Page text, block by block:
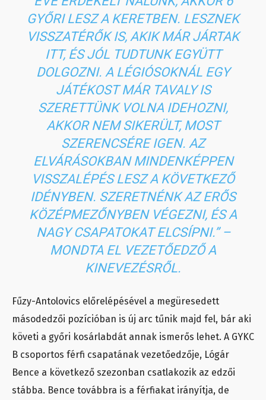
GYŐRI LESZ A KERETBEN. LESZNEK
VISSZATÉRŐK IS, AKIK MÁR JÁRTAK
ITT, ÉS JÓL TUDTUNK EGYÜTT
DOLGOZNI. A LÉGIÓSOKNÁL EGY
JÁTÉKOST MÁR TAVALY IS
SZERETTÜNK VOLNA IDEHOZNI,
AKKOR NEM SIKERÜLT, MOST
SZERENCSÉRE IGEN. AZ
ELVÁRÁSOKBAN MINDENKÉPPEN
VISSZALÉPÉS LESZ A KÖVETKEZŐ
IDÉNYBEN. SZERETNÉNK AZ ERŐS
KÖZÉPMEZŐNYBEN VÉGEZNI, ÉS A
NAGY CSAPATOKAT ELCSÍPNI.” –
MONDTA EL VEZETŐEDZŐ A
KINEVEZÉSRŐL.
Fűzy-Antolovics előrelépésével a megüresedett
másodedzői pozícióban is új arc tűnik majd fel, bár aki
követi a győri kosárlabdát annak ismerős lehet. A GYKC
B csoportos férfi csapatának vezetőedzője, Lógár
Bence a következő szezonban csatlakozik az edzői
stábba. Bence továbbra is a férfiakat irányítja, de